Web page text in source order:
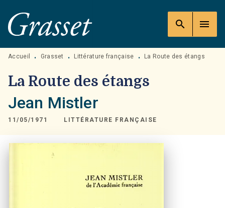
MENU RECHERCHE
PIED DE PAGE
search menu
Accueil • Grasset • Littérature française • La Route des étangs
La Route des étangs
Jean Mistler
11/05/1971 LITTÉRATURE FRANÇAISE